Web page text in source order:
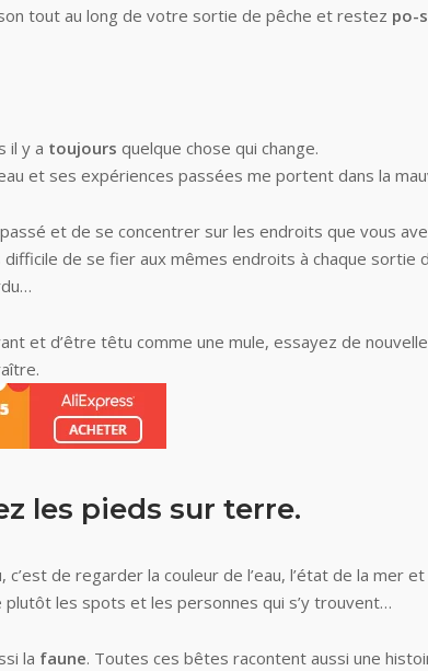
tout au long de votre sortie de pêche et restez po-
il y a toujours quelque chose qui change.
et ses expériences passées me portent dans la
et de se concentrer sur les endroits que vous
de se fier aux mêmes endroits à chaque sortie
et d’être têtu comme une mule, essayez de
les pieds sur terre.
de regarder la couleur de l’eau, l’état de la mer
les spots et les personnes qui s’y trouvent…
la faune. Toutes ces bêtes racontent aussi une